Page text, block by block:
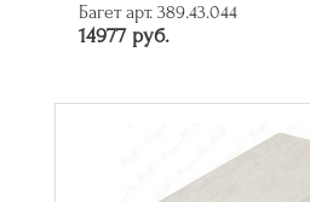
Багет арт. 389.43.044
14977 руб.